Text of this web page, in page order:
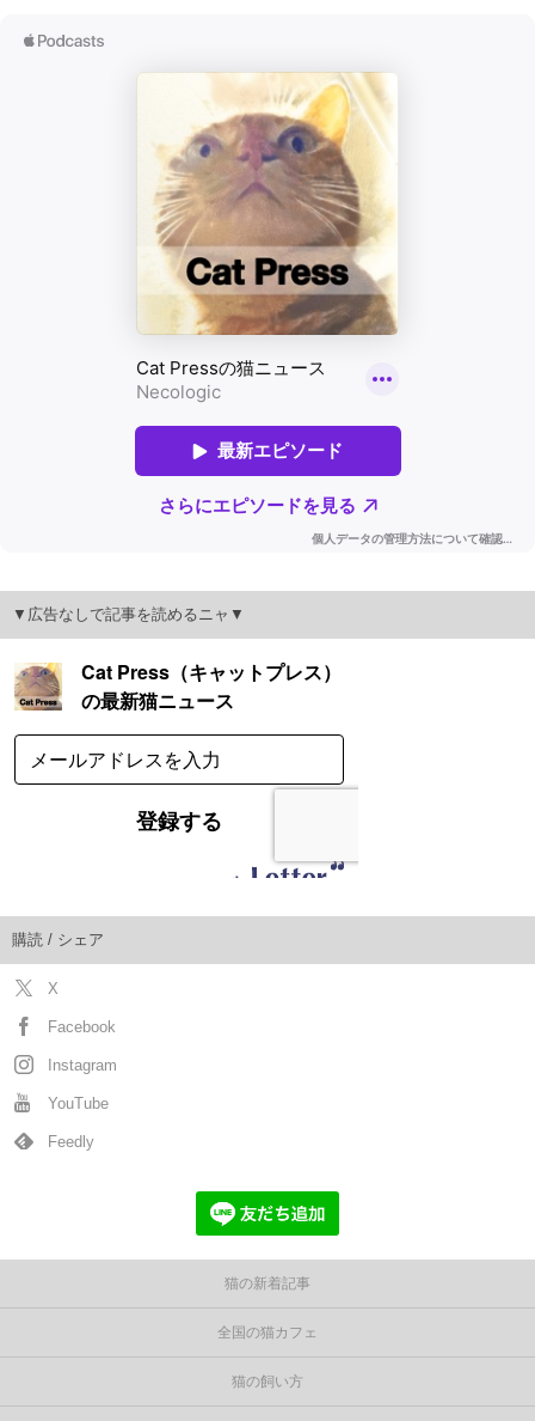
▼広告なしで記事を読めるニャ▼
購読 / シェア
X
Facebook
Instagram
YouTube
Feedly
猫の新着記事
全国の猫カフェ
猫の飼い方